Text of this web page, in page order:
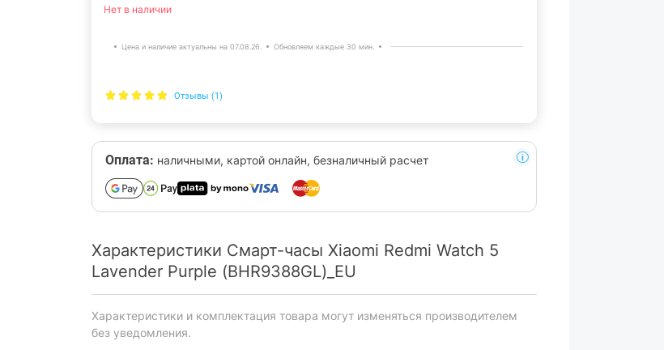
Нет в наличии
Цена и наличие актуальны на 07.08.26. Обновляем каждые 30 мин.
Отзывы (1)
Оплата: наличными, картой онлайн, безналичный расчет
Характеристики Смарт-часы Xiaomi Redmi Watch 5
Lavender Purple (BHR9388GL)_EU
Характеристики и комплектация товара могут изменяться производителем
без уведомления.